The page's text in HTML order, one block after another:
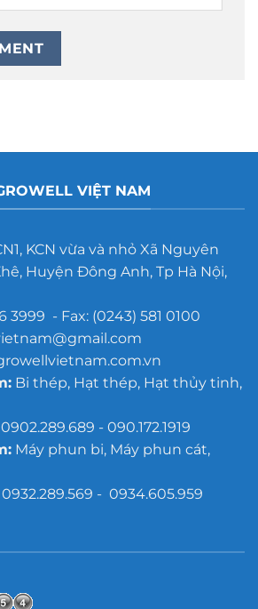
VIỆT NAM
KCN vừa và nhỏ Xã Nguyên
Huyện Đông Anh, Tp Hà Nội,
- Fax: (0243) 581 0100
Bi thép, Hạt thép, Hạt thủy tinh,
- 090.172.1919
Máy phun bi, Máy phun cát,
- 0934.605.959